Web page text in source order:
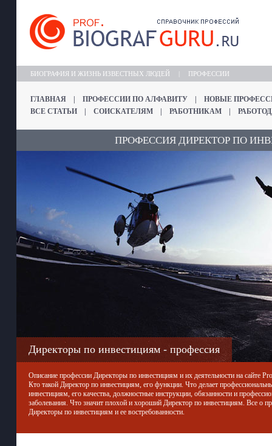
БИОГРАФИЯ И ЖИЗНЬ ИЗВЕСТНЫХ ЛЮДЕЙ ПРОФЕССИИ
ГЛАВНАЯ ПРОФЕССИИ ПО АЛФАВИТУ
НОВЫЕ
ВСЕ СТАТЬИ
СОИСКАТЕЛЯМ РАБОТНИКАМ
ПРОФЕССИЯ ДИРЕКТОР ПО
Директоры по инвестициям - профессия
Описание профессии Директоры по инвестициям и их деятельности на сайте
Кто такой Директор по инвестициям, его функции. Что делает
инвестициям, его качества, должностные инструкции, обязанности и
заболевания. Что значит плохой и хороший Директор по инвестициям. Все о
Директоры по инвестициям и ее востребованности.